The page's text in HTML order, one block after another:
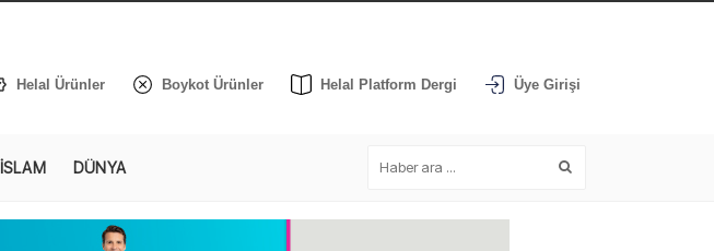
Helal Ürünler Boykot Ürünler Helal Platform Dergi Üye Girişi
İSLAM DÜNYA